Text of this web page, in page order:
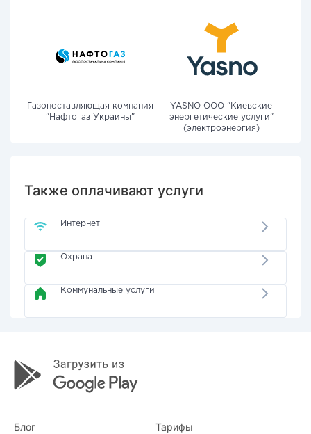
Газопоставляющая компания
"Нафтогаз Украины"
YASNO OOO "Киевские
энергетические услуги"
(электроэнергия)
Также оплачивают услуги
Интернет
Охрана
Коммунальные услуги
Блог Тарифы